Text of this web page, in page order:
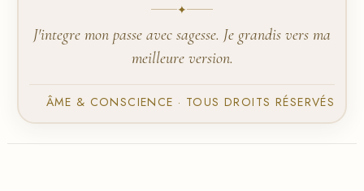
✦
J'integre mon passe avec sagesse. Je grandis vers ma
meilleure version.
ÂME & CONSCIENCE · TOUS DROITS RÉSERVÉS